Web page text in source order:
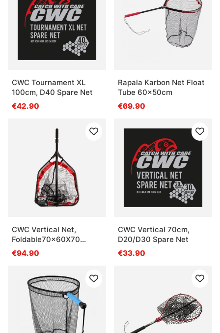
CWC Tournament XL
100cm, D40 Spare Net
€42.90
Rapala Karbon Net Float
Tube 60x50cm
€69.90
CWC Vertical Net,
Foldable70x60X70
Handle - 180cm
€94.90
CWC Vertical 70cm,
D20/D30 Spare Net
€33.90